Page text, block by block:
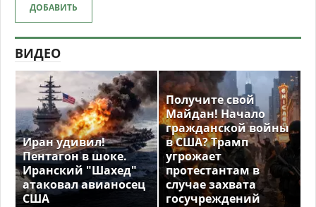
ДОБАВИТЬ
ВИДЕО
Иран удивил!
Пентагон в шоке.
Иранский "Шахед"
атаковал авианосец
США
Получите свой
Майдан! Начало
гражданской войны
в США? Трамп
угрожает
протестантам в
случае захвата
госучреждений